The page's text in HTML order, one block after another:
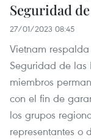
Seguridad
27/01/2023 08:45
Vietnam
Seguridad de las
miembros
con el fin de
los grupos
representantes o